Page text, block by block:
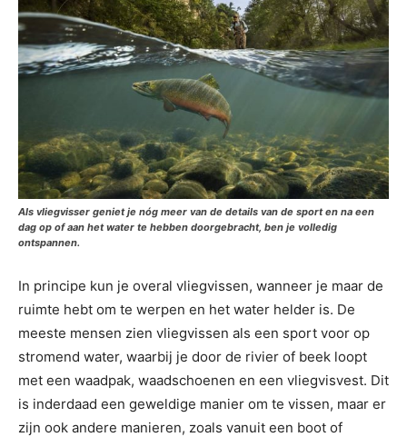
Als vliegvisser geniet je nóg meer van de details van de sport en na een
dag op of aan het water te hebben doorgebracht, ben je volledig
ontspannen.
In principe kun je overal vliegvissen, wanneer je maar de
ruimte hebt om te werpen en het water helder is. De
meeste mensen zien vliegvissen als een sport voor op
stromend water, waarbij je door de rivier of beek loopt
met een waadpak, waadschoenen en een vliegvisvest. Dit
is inderdaad een geweldige manier om te vissen, maar er
zijn ook andere manieren, zoals vanuit een boot of